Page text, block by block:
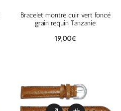
Bracelet montre cuir vert foncé
grain requin Tanzanie
19,00€